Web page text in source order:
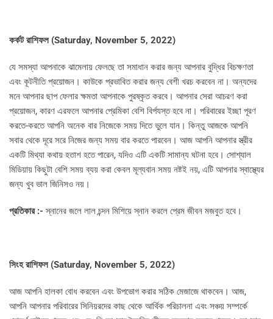
কর্কট রাশিফল (Saturday, November 5, 2022)
যে সমস্যা আপনাকে ঝামেলায় ফেলছে তা সমাধান করার জন্য আপনার বুদ্ধির বিচক্ষণতা
এবং কূটনীতি প্রয়োজন। কাউকে প্রভাবিত করার জন্য বেশী খরচ করবেন না। অন্যদের
মনে আপনার ছাপ ফেলার ক্ষমতা আপনাকে পুরষ্কৃত করবে। আপনার সেরা আচরণ করা
প্রয়োজন, কারণ এরফলে আপনার প্রেমিকা বেশি বির্পযস্ত হবে না। পরিবারের ইচ্ছা পূরণ
করতে-করতে আপনি অনেক বার নিজেকে সময় দিতে ভুলে যান। কিন্তু আজকে আপনি
সবার থেকে দূরে সরে নিজের জন্য সময় বার করতে পারবেন। আজ আপনি আপনার স্ত্রীর
একটি মিথ্যা কথায় হতাশ হতে পারেন, যদিও এটি একটি সামান্য ঘটনা হবে। সোশ্যাল
মিডিয়ায় কিছুটা বেশি সময় ব্যয় করা কেবল মূল্যবান সময় নষ্টই নয়, এটি আপনার স্বাস্থ্যের
জন্য খুব ভাল জিনিসও নয়।
প্রতিকার :- স্নানের জলে লাল চন্দন মিশিয়ে স্নান করলে প্রেম জীবন মজবুত হবে।
সিংহ রাশিফল (Saturday, November 5, 2022)
আজ আপনি হালকা বোধ করবেন এবং উপভোগ করার সঠিক মেজাজে থাকবেন। আজ,
আপনি আপনার পরিবারের সিনিয়রদের কাছ থেকে আর্থিক পরিচালনা এবং সঞ্চয় সম্পর্কে